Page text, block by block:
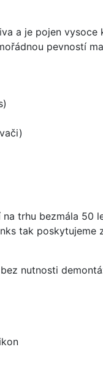
a je pojen
pevností
trhu bezmála
tak
nutnosti